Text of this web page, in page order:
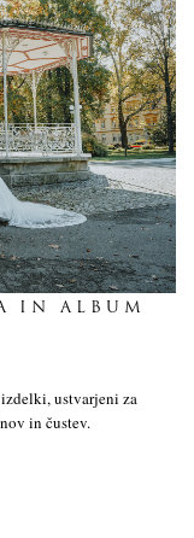
IN ALBUM
ustvarjeni za
in čustev.